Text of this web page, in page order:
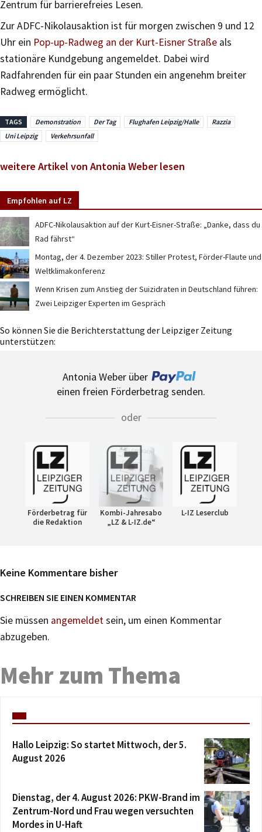
Zentrum für barrierefreies Lesen.
Zur ADFC-Nikolausaktion ist für morgen zwischen 9 und 12
Uhr ein Pop-up-Radweg an der Kurt-Eisner Straße als
stationäre Kundgebung angemeldet. Dabei wird
Radfahrenden für ein paar Stunden ein angenehm breiter
Radweg ermöglicht.
TAGS Demonstration Der Tag Flughafen Leipzig/Halle
Razzia
Uni Leipzig
Verkehrsunfall
weitere Artikel von Antonia Weber lesen
Empfohlen auf LZ
ADFC-Nikolausaktion auf der Kurt-Eisner-Straße: „Danke, dass du
Rad fährst“
Montag, der 4. Dezember 2023: Stiller Protest, Förder-Flaute und
Weltklimakonferenz
Wenn Krisen zum Anstieg der Suizidraten in Deutschland führen:
Zwei Leipziger Experten im Gespräch
So können Sie die Berichterstattung der Leipziger Zeitung
unterstützen:
Antonia Weber über
einen freien Förderbetrag senden.
oder
Förderbetrag für
die Redaktion
Kombi-Jahresabo
„LZ & L-IZ.de“
L-IZ Leserclub
Keine Kommentare bisher
SCHREIBEN SIE EINEN KOMMENTAR
Sie müssen angemeldetsein, um einen Kommentar
abzugeben.
Mehr zum Thema
Hallo Leipzig: So startet Mittwoch, der 5.
August 2026
Dienstag, der 4. August 2026: PKW-Brand im
Zentrum-Nord und Frau wegen versuchten
Mordes in U-Haft